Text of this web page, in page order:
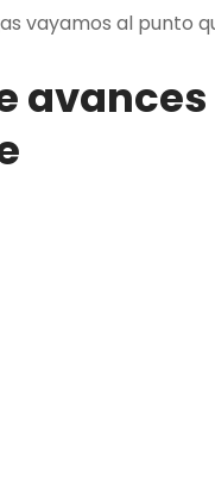
vayamos al punto